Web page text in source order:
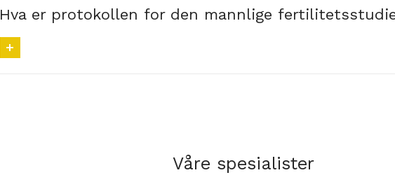
Hva er protokollen for den mannlige
Våre spesialister